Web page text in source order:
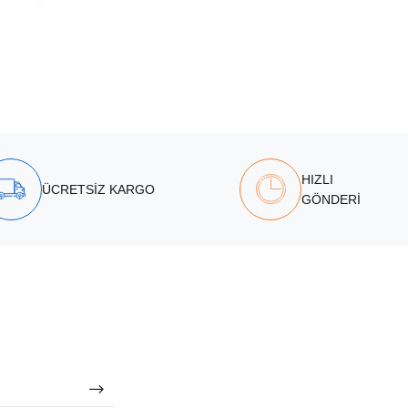
ÜCRETSİZ KARGO
HIZLI
GÖNDERİ